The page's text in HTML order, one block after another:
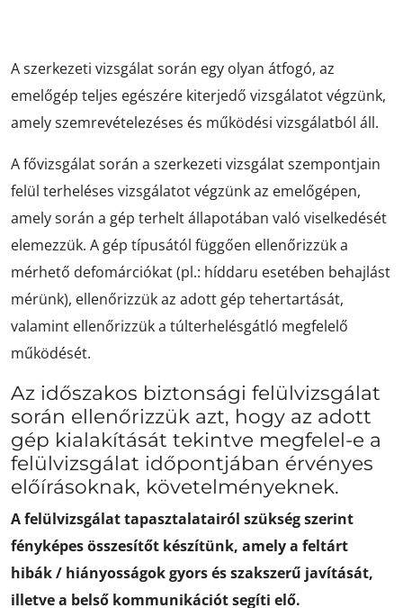
A szerkezeti vizsgálat során egy olyan átfogó, az
emelőgép teljes egészére kiterjedő vizsgálatot végzünk,
amely szemrevételezéses és működési vizsgálatból áll.
A fővizsgálat során a szerkezeti vizsgálat szempontjain
felül terheléses vizsgálatot végzünk az emelőgépen,
amely során a gép terhelt állapotában való viselkedését
elemezzük. A gép típusától függően ellenőrizzük a
mérhető defomárciókat (pl.: híddaru esetében behajlást
mérünk), ellenőrizzük az adott gép tehertartását,
valamint ellenőrizzük a túlterhelésgátló megfelelő
működését.
Az időszakos biztonsági felülvizsgálat
során ellenőrizzük azt, hogy az adott
gép kialakítását tekintve megfelel-e a
felülvizsgálat időpontjában érvényes
előírásoknak, követelményeknek.
A felülvizsgálat tapasztalatairól szükség szerint
fényképes összesítőt készítünk, amely a feltárt
hibák / hiányosságok gyors és szakszerű javítását,
illetve a belső kommunikációt segíti elő.